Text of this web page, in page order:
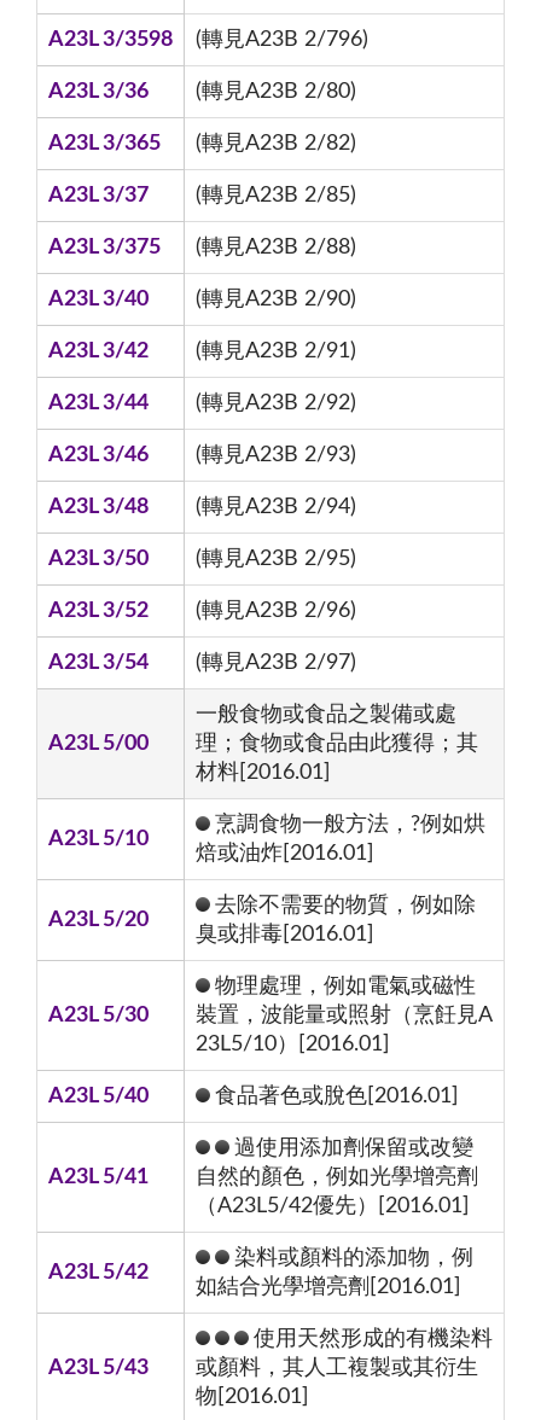
A23L 3/3598 (轉見A23B 2/796)
A23L 3/36 (轉見A23B 2/80)
A23L 3/365 (轉見A23B 2/82)
A23L 3/37 (轉見A23B 2/85)
A23L 3/375 (轉見A23B 2/88)
A23L 3/40 (轉見A23B 2/90)
A23L 3/42 (轉見A23B 2/91)
A23L 3/44 (轉見A23B 2/92)
A23L 3/46 (轉見A23B 2/93)
A23L 3/48 (轉見A23B 2/94)
A23L 3/50 (轉見A23B 2/95)
A23L 3/52 (轉見A23B 2/96)
A23L 3/54 (轉見A23B 2/97)
A23L 5/00
一般食物或食品之製備或處
理；食物或食品由此獲得；其
材料[2016.01]
A23L 5/10
烹調食物一般方法，?例如烘
焙或油炸[2016.01]
A23L 5/20
去除不需要的物質，例如除
臭或排毒[2016.01]
A23L 5/30
物理處理，例如電氣或磁性
裝置，波能量或照射（烹飪見A
23L5/10）[2016.01]
A23L 5/40 食品著色或脫色[2016.01]
A23L 5/41
過使用添加劑保留或改變
自然的顏色，例如光學增亮劑
（A23L5/42優先）[2016.01]
A23L 5/42
染料或顏料的添加物，例
如結合光學增亮劑[2016.01]
A23L 5/43
使用天然形成的有機染料
或顏料，其人工複製或其衍生
物[2016.01]